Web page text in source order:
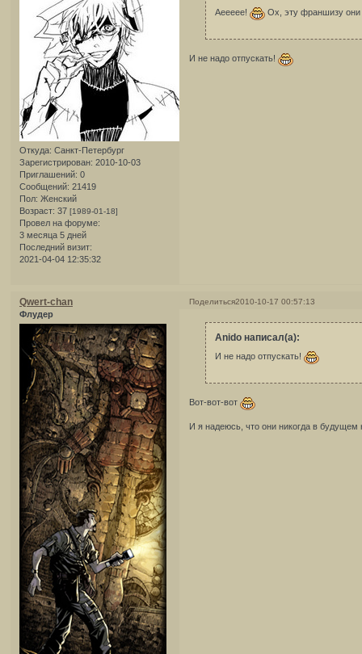
Откуда: Санкт-Петербург
Зарегистрирован: 2010-10-03
Приглашений: 0
Сообщений: 21419
Пол: Женский
Возраст: 37 [1989-01-18]
Провел на форуме:
3 месяца 5 дней
Последний визит:
2021-04-04 12:35:32
Аеееее! Ох, эту франшизу они
И не надо отпускать!
Поделиться2010-10-17 00:57:13
Qwert-chan
Флудер
Anido написал(а):
И не надо отпускать!
Вот-вот-вот
И я надеюсь, что они никогда в